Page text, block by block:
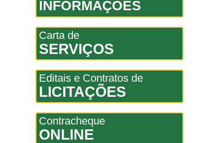
INFORMAÇÕES
Carta de
SERVIÇOS
Editais e Contratos de
LICITAÇÕES
Contracheque
ONLINE